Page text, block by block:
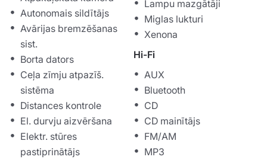
Autonomais sildītājs
Avārijas bremzēšanas
sist.
Borta dators
Ceļa zīmju atpazīš.
sistēma
Distances kontrole
El. durvju aizvēršana
Elektr. stūres
pastiprinātājs
Lampu mazgātāji
Miglas lukturi
Xenona
Hi-Fi
AUX
Bluetooth
CD
CD mainītājs
FM/AM
MP3